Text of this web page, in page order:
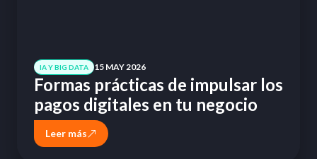
IA Y BIG DATA 15 MAY 2026
Formas prácticas de impulsar los
pagos digitales en tu negocio
Leer más